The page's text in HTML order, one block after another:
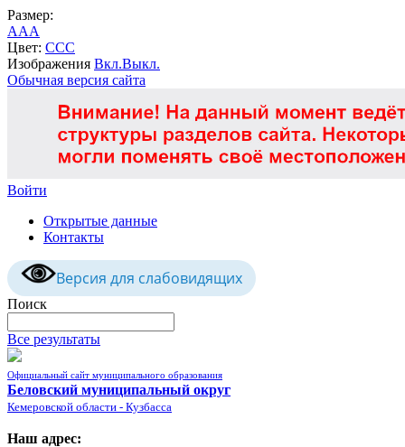
Размер:
AAA
Цвет: CCC
Изображения Вкл.Выкл.
Обычная версия сайта
Войти
Открытые данные
Контакты
Версия для слабовидящих
Поиск
Все результаты
Официальный сайт муниципального образования
Беловский муниципальный округ
Кемеровской области - Кузбасса
Наш адрес: